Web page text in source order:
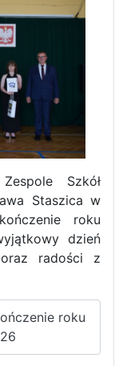
Szkół
Staszica w
roku
dzień
oraz radości z
roku